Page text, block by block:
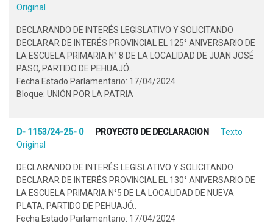
Original
DECLARANDO DE INTERÉS LEGISLATIVO Y SOLICITANDO
DECLARAR DE INTERÉS PROVINCIAL EL 125° ANIVERSARIO DE
LA ESCUELA PRIMARIA N° 8 DE LA LOCALIDAD DE JUAN JOSÉ
PASO, PARTIDO DE PEHUAJÓ..
Fecha Estado Parlamentario: 17/04/2024
Bloque: UNIÓN POR LA PATRIA
D- 1153/24-25- 0 PROYECTO DE DECLARACION
Texto
Original
DECLARANDO DE INTERÉS LEGISLATIVO Y SOLICITANDO
DECLARAR DE INTERÉS PROVINCIAL EL 130° ANIVERSARIO DE
LA ESCUELA PRIMARIA N°5 DE LA LOCALIDAD DE NUEVA
PLATA, PARTIDO DE PEHUAJÓ..
Fecha Estado Parlamentario: 17/04/2024